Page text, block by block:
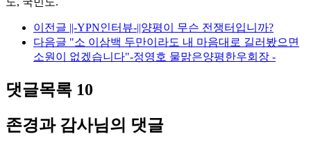
이전글 ||-YPN인터뷰-||양평이 무슨 전쟁터입니까?
다음글 "소 이삼백 두만이라도 내 마음대로 길러봤으면
소원이 없겠습니다"-정영호 물맑은양평한우회장 -
댓글목록 10
존경과 감사님의 댓글